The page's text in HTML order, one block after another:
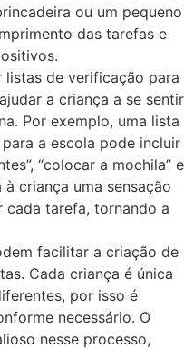
ou um pequeno
das tarefas e
listas de verificação para
a criança a se sentir
Por exemplo, uma lista
a escola pode incluir
“colocar a mochila” e
à criança uma sensação
tarefa, tornando a
facilitar a criação de
Cada criança é única
por isso é
necessário. O
nesse processo,